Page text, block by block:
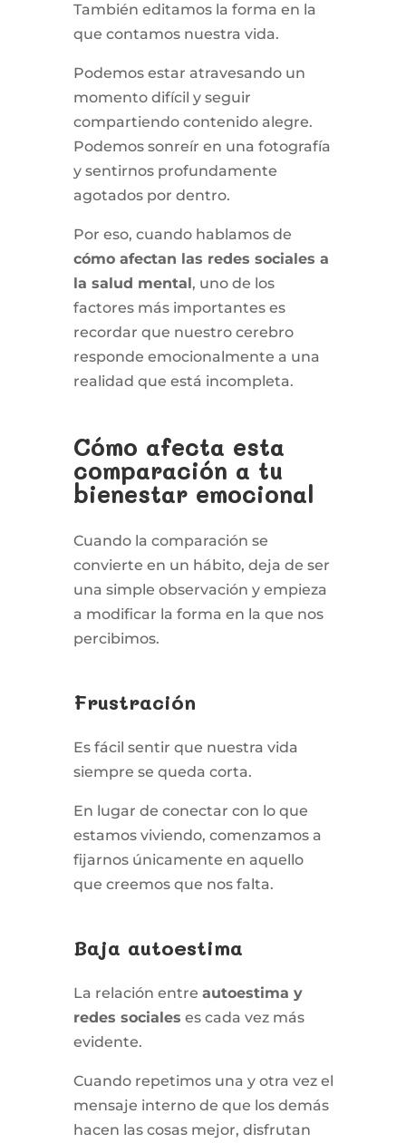
También editamos la forma en la
que contamos nuestra vida.
Podemos estar atravesando un
momento difícil y seguir
compartiendo contenido alegre.
Podemos sonreír en una fotografía
y sentirnos profundamente
agotados por dentro.
Por eso, cuando hablamos de
cómo afectan las redes sociales a
la salud mental, uno de los
factores más importantes es
recordar que nuestro cerebro
responde emocionalmente a una
realidad que está incompleta.
Cómo afecta esta
comparación a tu
bienestar emocional
Cuando la comparación se
convierte en un hábito, deja de ser
una simple observación y empieza
a modificar la forma en la que nos
percibimos.
Frustración
Es fácil sentir que nuestra vida
siempre se queda corta.
En lugar de conectar con lo que
estamos viviendo, comenzamos a
fijarnos únicamente en aquello
que creemos que nos falta.
Baja autoestima
La relación entreautoestima y
redes sociales es cada vez más
evidente.
Cuando repetimos una y otra vez el
mensaje interno de que los demás
hacen las cosas mejor, disfrutan